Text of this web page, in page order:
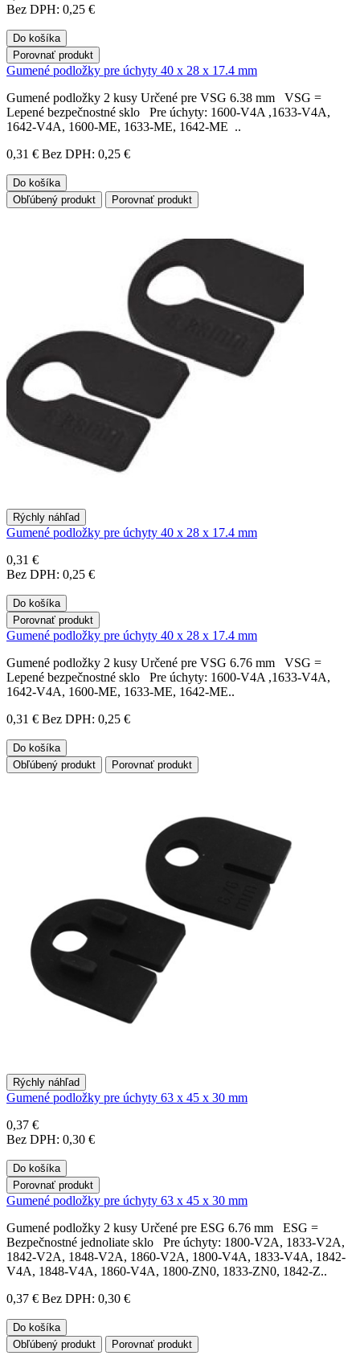
Bez DPH: 0,25 €
Do košíka
Porovnať produkt
Gumené podložky pre úchyty 40 x 28 x 17.4 mm
Gumené podložky 2 kusy Určené pre VSG 6.38 mm VSG =
Lepené bezpečnostné sklo Pre úchyty: 1600-V4A ,1633-V4A,
1642-V4A, 1600-ME, 1633-ME, 1642-ME ..
0,31 € Bez DPH: 0,25 €
Do košíka
Obľúbený produkt
Porovnať produkt
Rýchly náhľad
Gumené podložky pre úchyty 40 x 28 x 17.4 mm
0,31 €
Bez DPH: 0,25 €
Do košíka
Porovnať produkt
Gumené podložky pre úchyty 40 x 28 x 17.4 mm
Gumené podložky 2 kusy Určené pre VSG 6.76 mm VSG =
Lepené bezpečnostné sklo Pre úchyty: 1600-V4A ,1633-V4A,
1642-V4A, 1600-ME, 1633-ME, 1642-ME..
0,31 € Bez DPH: 0,25 €
Do košíka
Obľúbený produkt
Porovnať produkt
Rýchly náhľad
Gumené podložky pre úchyty 63 x 45 x 30 mm
0,37 €
Bez DPH: 0,30 €
Do košíka
Porovnať produkt
Gumené podložky pre úchyty 63 x 45 x 30 mm
Gumené podložky 2 kusy Určené pre ESG 6.76 mm ESG =
Bezpečnostné jednoliate sklo Pre úchyty: 1800-V2A, 1833-V2A,
1842-V2A, 1848-V2A, 1860-V2A, 1800-V4A, 1833-V4A, 1842-
V4A, 1848-V4A, 1860-V4A, 1800-ZN0, 1833-ZN0, 1842-Z..
0,37 € Bez DPH: 0,30 €
Do košíka
Obľúbený produkt
Porovnať produkt